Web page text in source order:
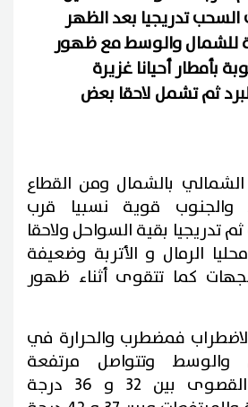
تدريجيا بعد الظهر
للشمال والوسط مع ظهور
بأمطار أحيانا غزيرة
ثم تشمل لاحقا بعض
الشمالي بالشمال ومن القطاع
والجنوب قوية نسبيا قرب
تدريجيا بقية السواحل ولاحقا
الرمال و الأتربة وضعيفة
كما تتقوى أثناء ظهور
فمضطرب والحرارة في
والوسط وتتواصل مرتفعة
بالجنوب وتتراوح القصوى بين 32 و 36 درجة